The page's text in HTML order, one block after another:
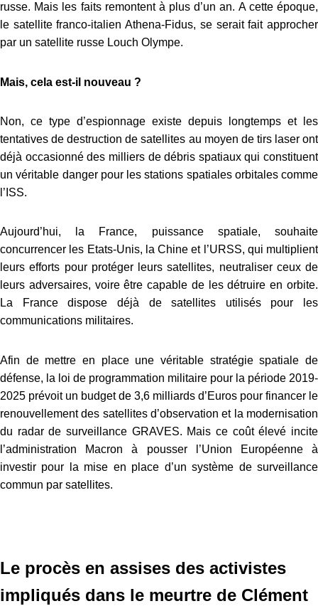
russe. Mais les faits remontent à plus d’un an. A cette époque,
le satellite franco-italien Athena-Fidus, se serait fait approcher
par un satellite russe Louch Olympe.
Mais, cela est-il nouveau ?
Non, ce type d’espionnage existe depuis longtemps et les
tentatives de destruction de satellites au moyen de tirs laser ont
déjà occasionné des milliers de débris spatiaux qui constituent
un véritable danger pour les stations spatiales orbitales comme
l’ISS.
Aujourd’hui, la France, puissance spatiale, souhaite
concurrencer les Etats-Unis, la Chine et l’URSS, qui multiplient
leurs efforts pour protéger leurs satellites, neutraliser ceux de
leurs adversaires, voire être capable de les détruire en orbite.
La France dispose déjà de satellites utilisés pour les
communications militaires.
Afin de mettre en place une véritable stratégie spatiale de
défense, la loi de programmation militaire pour la période 2019-
2025 prévoit un budget de 3,6 milliards d’Euros pour financer le
renouvellement des satellites d’observation et la modernisation
du radar de surveillance GRAVES. Mais ce coût élevé incite
l’administration Macron à pousser l’Union Européenne à
investir pour la mise en place d’un système de surveillance
commun par satellites.
Le procès en assises des activistes
impliqués dans le meurtre de Clément